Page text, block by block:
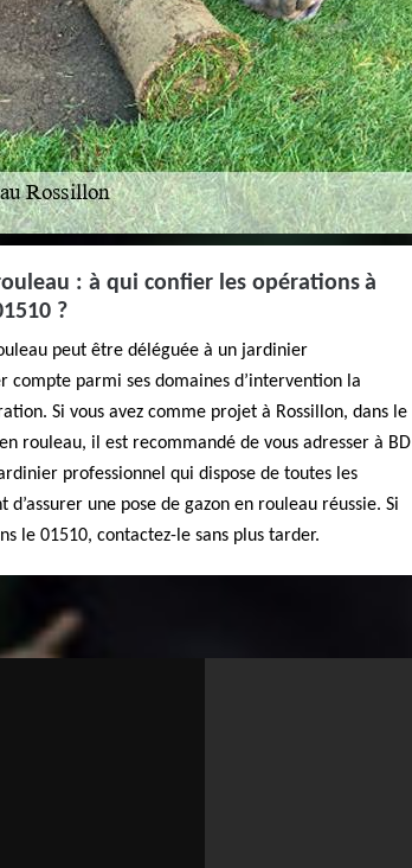
: à qui confier les opérations à
?
peut être déléguée à un jardinier
compte parmi ses domaines d’intervention la
Si vous avez comme projet à Rossillon, dans le
rouleau, il est recommandé de vous adresser à BD
professionnel qui dispose de toutes les
une pose de gazon en rouleau réussie. Si
le 01510, contactez-le sans plus tarder.